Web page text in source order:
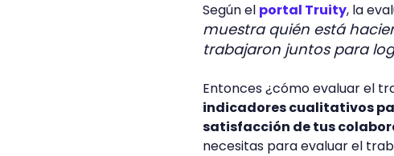
Según el portal Truity, la
muestra quién está
trabajaron juntos para
Entonces ¿cómo evaluar el
indicadores cualitativos
satisfacción de tus
necesitas para evaluar el